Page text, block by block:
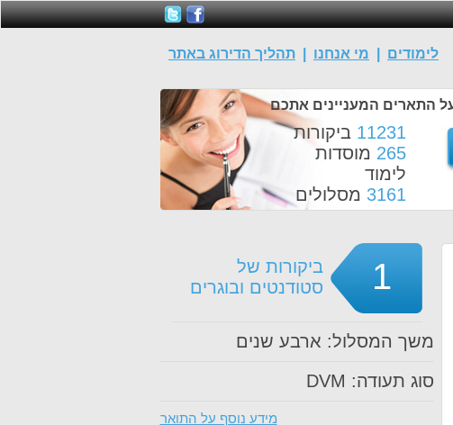
לימודים מי אנחנו תהליך הדירוג באתר
התארים המעניינים אתכם
11231 ביקורות
265 מוסדות
לימוד
3161 מסלולים
1
ביקורות של
סטודנטים ובוגרים
משך המסלול: ארבע שנים
סוג תעודה: DVM
מידע נוסף על התואר